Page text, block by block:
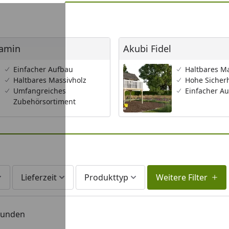
Einfacher Aufbau
Haltbares Massivholz
Umfangreiches
Zubehörsortiment
Akubi Fidel
Akubi Fidel
Haltbares
Hohe
Einfacher
Lieferzeit Produkttyp Weitere Filter